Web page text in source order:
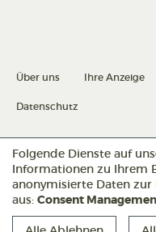
Über uns Ihre Anzeige
Datenschutz
Datenschutz konfigurieren
Folgen Sie uns:
Folgende Dienste auf
Informationen zu Ihrem
anonymisierte Daten
aus: Consent